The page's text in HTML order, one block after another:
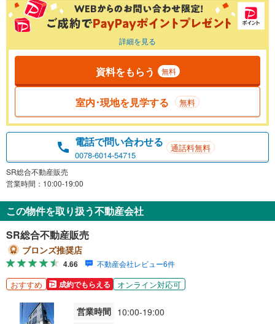
詳細を見る
資料をもらう 無料
室内･現地を見学する 無料
電話で問い合わせる
0078-6014-54715
通話料無料
SR総合不動産販売
営業時間：10:00-19:00
この物件を取り扱う不動産会社
SR総合不動産販売
ブロンズ推奨店
4.66 不動産会社レビュー6件
おすすめ 成約でもらえる オンライン対応可
営業時間 10:00-19:00